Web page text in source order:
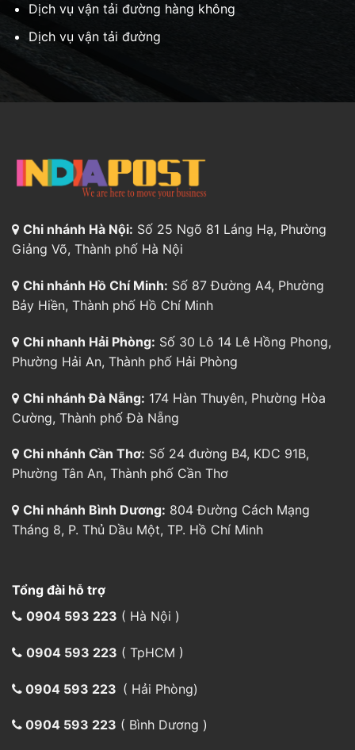
Dịch vụ vận tải đường hàng không
Dịch vụ vận tải đường
Chi nhánh Hà Nội: Số 25 Ngõ 81 Láng Hạ, Phường
Giảng Võ, Thành phố Hà Nội
Chi nhánh Hồ Chí Minh: Số 87 Đường A4, Phường
Bảy Hiền, Thành phố Hồ Chí Minh
Chi nhanh Hải Phòng: Số 30 Lô 14 Lê Hồng Phong,
Phường Hải An, Thành phố Hải Phòng
Chi nhánh Đà Nẵng: 174 Hàn Thuyên, Phường Hòa
Cường, Thành phố Đà Nẵng
Chi nhánh Cần Thơ: Số 24 đường B4, KDC 91B,
Phường Tân An, Thành phố Cần Thơ
Chi nhánh Bình Dương: 804 Đường Cách Mạng
Tháng 8, P. Thủ Dầu Một, TP. Hồ Chí Minh
Tổng đài hỗ trợ
0904 593 223 ( Hà Nội )
0904 593 223 ( TpHCM )
0904 593 223 ( Hải Phòng)
0904 593 223 ( Bình Dương )